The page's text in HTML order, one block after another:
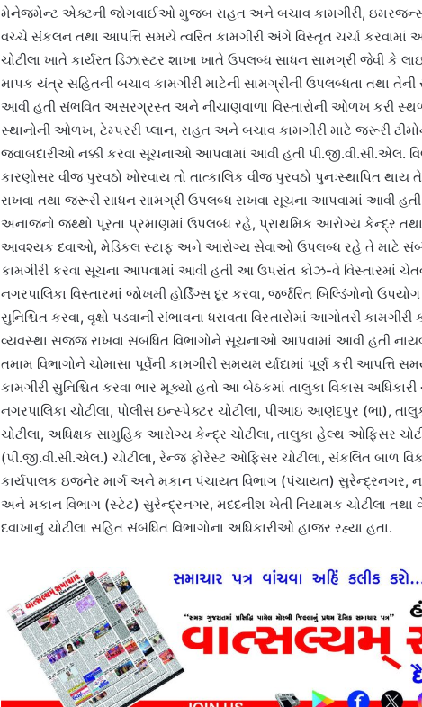
મેનેજમેન્ટ એક્ટની જોગવાઈઓ મુજબ રાહત અને બચાવ કામગીરી, ઇમરજન્સી
વચ્ચે સંકલન તથા આપત્તિ સમયે ત્વરિત કામગીરી અંગે વિસ્તૃત ચર્ચા કરવામાં
ચોટીલા ખાતે કાર્યરત ડિઝાસ્ટર શાખા ખાતે ઉપલબ્ધ સાધન સામગ્રી જેવી કે
માપક યંત્ર સહિતની બચાવ કામગીરી માટેની સામગ્રીની ઉપલબ્ધતા તથા
આવી હતી સંભવિત અસરગ્રસ્ત અને નીચાણવાળા વિસ્તારોની ઓળખ કરી
સ્થાનોની ઓળખ, ટેમ્પરરી પ્લાન, રાહત અને બચાવ કામગીરી માટે જરૂરી
જવાબદારીઓ નક્કી કરવા સૂચનાઓ આપવામાં આવી હતી પી.જી.વી.સી.એલ.
કારણોસર વીજ પુરવઠો ખોરવાય તો તાત્કાલિક વીજ પુરવઠો પુનઃસ્થાપિત થાય
રાખવા તથા જરૂરી સાધન સામગ્રી ઉપલબ્ધ રાખવા સૂચના આપવામાં આવી
અનાજનો જથ્થો પૂરતા પ્રમાણમાં ઉપલબ્ધ રહે, પ્રાથમિક આરોગ્ય કેન્દ્ર
આવશ્યક દવાઓ, મેડિકલ સ્ટાફ અને આરોગ્ય સેવાઓ ઉપલબ્ધ રહે તે માટે
કામગીરી કરવા સૂચના આપવામાં આવી હતી આ ઉપરાંત કોઝ-વે વિસ્તારમાં
નગરપાલિકા વિસ્તારમાં જોખમી હોર્ડિંગ્સ દૂર કરવા, જર્જરિત બિલ્ડિંગોનો
સુનિશ્ચિત કરવા, વૃક્ષો પડવાની સંભાવના ધરાવતા વિસ્તારોમાં આગોતરી
વ્યવસ્થા સજ્જ રાખવા સંબંધિત વિભાગોને સૂચનાઓ આપવામાં આવી હતી
તમામ વિભાગોને ચોમાસા પૂર્વેની કામગીરી સમયમ ર્યાદામાં પૂર્ણ કરી
કામગીરી સુનિશ્ચિત કરવા ભાર મૂક્યો હતો આ બેઠકમાં તાલુકા વિકાસ
નગરપાલિકા ચોટીલા, પોલીસ ઇન્સ્પેક્ટર ચોટીલા, પીઆઇ આણંદપુર (ભા), તાલુકા
ચોટીલા, અધિક્ષક સામુહિક આરોગ્ય કેન્દ્ર ચોટીલા, તાલુકા હેલ્થ ઓફિસર
(પી.જી.વી.સી.એલ.) ચોટીલા, રેન્જ ફોરેસ્ટ ઓફિસર ચોટીલા, સંકલિત બાળ
કાર્યપાલક ઇજનેર માર્ગ અને મકાન પંચાયત વિભાગ (પંચાયત) સુરેન્દ્રનગર,
અને મકાન વિભાગ (સ્ટેટ) સુરેન્દ્રનગર, મદદનીશ ખેતી નિયામક ચોટીલા
દવાખાનું ચોટીલા સહિત સંબંધિત વિભાગોના અધિકારીઓ હાજર રહ્યા હતા.